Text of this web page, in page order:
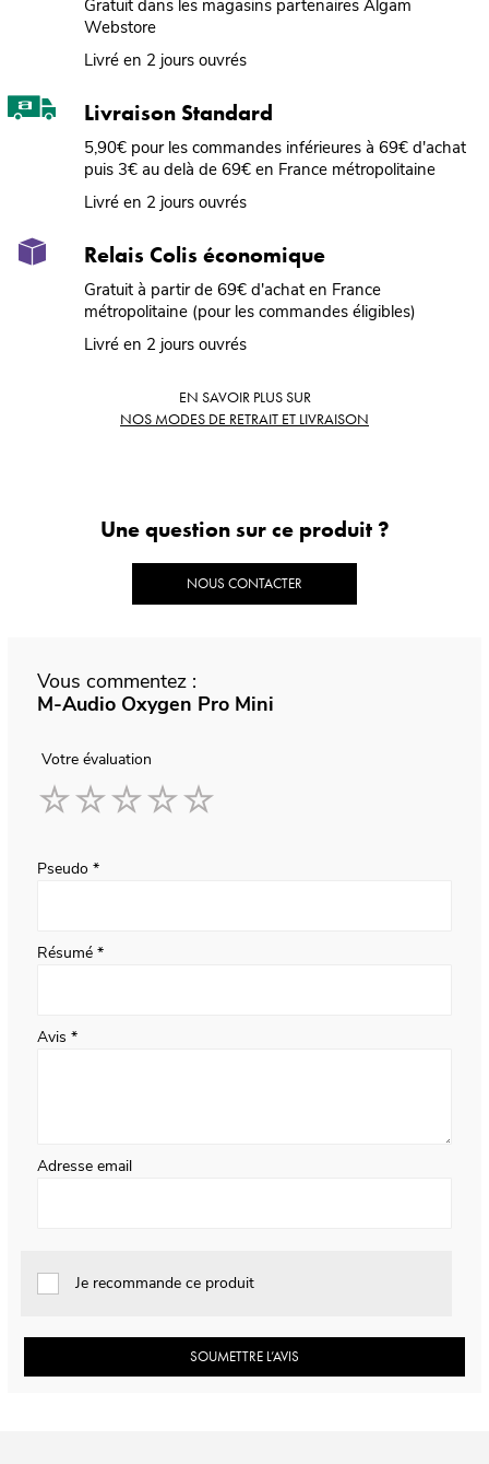
Gratuit dans les magasins partenaires Algam
Webstore
Livré en 2 jours ouvrés
Livraison Standard
5,90€ pour les commandes inférieures à 69€ d'achat
puis 3€ au delà de 69€ en France métropolitaine
Livré en 2 jours ouvrés
Relais Colis économique
Gratuit à partir de 69€ d'achat en France
métropolitaine (pour les commandes éligibles)
Livré en 2 jours ouvrés
EN SAVOIR PLUS SUR
NOS MODES DE RETRAIT ET LIVRAISON
Une question sur ce produit ?
NOUS CONTACTER
Vous commentez :
M-Audio Oxygen Pro Mini
Votre évaluation
Pseudo
Résumé
Avis
Adresse email
Je recommande ce produit
SOUMETTRE L’AVIS